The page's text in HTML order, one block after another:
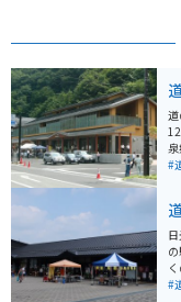
す。 道の駅には、地元の
湯
#
り
#